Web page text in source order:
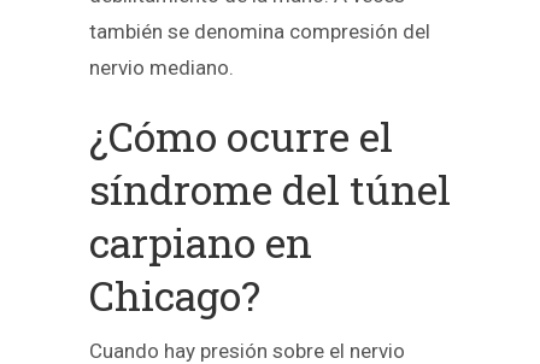
también se denomina compresión del
nervio mediano.
¿Cómo ocurre el
síndrome del túnel
carpiano en
Chicago?
Cuando hay presión sobre el nervio